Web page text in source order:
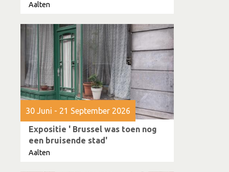
Aalten
30 Juni - 21 September 2026
Expositie ' Brussel was toen nog
een bruisende stad'
Aalten